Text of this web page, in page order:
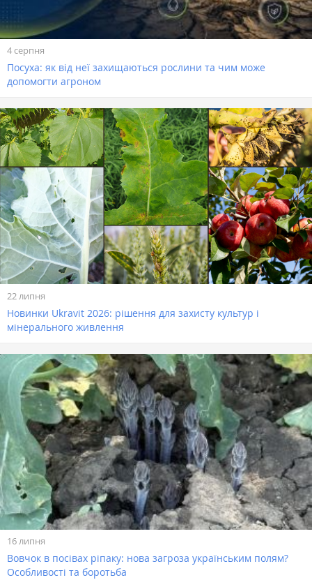
4 серпня
Посуха: як від неї захищаються рослини та чим може
допомогти агроном
22 липня
Новинки Ukravit 2026: рішення для захисту культур і
мінерального живлення
16 липня
Вовчок в посівах ріпаку: нова загроза українським полям?
Особливості та боротьба